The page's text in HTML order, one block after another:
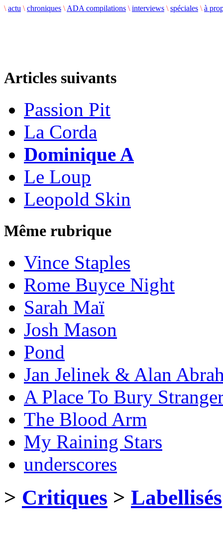
\ actu \ chroniques \ ADA compilations \ interviews \ spéciales \ à
Articles suivants
Passion Pit
La Corda
Dominique A
Le Loup
Leopold Skin
Même rubrique
Vince Staples
Rome Buyce Night
Sarah Maï
Josh Mason
Pond
Jan Jelinek & Alan
A Place To Bury
The Blood Arm
My Raining Stars
underscores
> Critiques > Labellisés